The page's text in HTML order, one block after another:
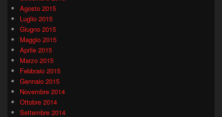
Agosto 2015
Luglio 2015
Giugno 2015
Maggio 2015
Aprile 2015
Marzo 2015
Febbraio 2015
Gennaio 2015
Novembre 2014
Ottobre 2014
Settembre 2014